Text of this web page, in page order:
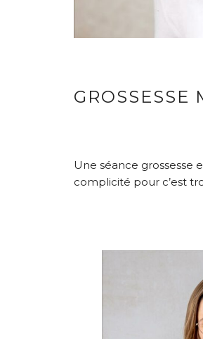
GROSSESSE
Une séance grossesse
complicité pour c’est